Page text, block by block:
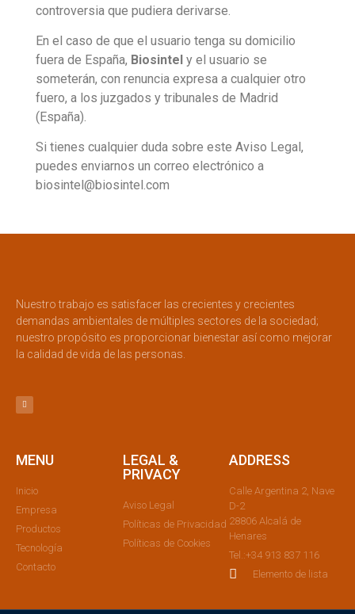
controversia que pudiera derivarse.
En el caso de que el usuario tenga su domicilio
fuera de España, Biosintel y el usuario se
someterán, con renuncia expresa a cualquier otro
fuero, a los juzgados y tribunales de Madrid
(España).
Si tienes cualquier duda sobre este Aviso Legal,
puedes enviarnos un correo electrónico a
biosintel@biosintel.com
Nuestro trabajo es satisfacer las crecientes y crecientes
demandas ambientales de múltiples sectores de la sociedad;
nuestro propósito es proporcionar bienestar así como mejorar
la calidad de vida de las personas.
MENU
Inicio
Empresa
Productos
Tecnología
Contacto
LEGAL &
PRIVACY
Aviso Legal
Políticas de Privacidad
Políticas de Cookies
ADDRESS
Calle Argentina 2, Nave
D-2
28806 Alcalá de
Henares
Tel.:+34 913 837 116
Elemento de lista